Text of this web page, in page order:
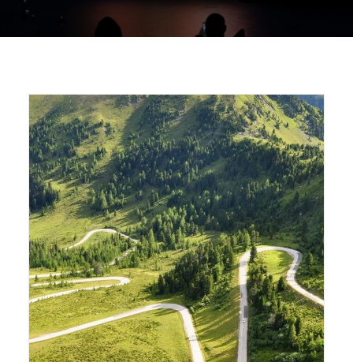
Świat
Wasze Podróże
Wyszukiwanie